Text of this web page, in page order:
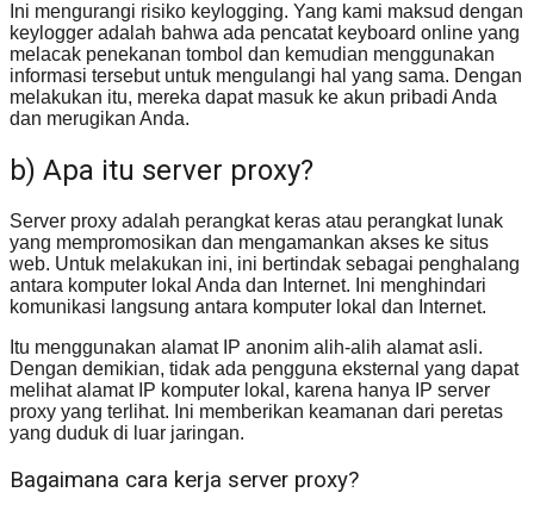
Ini mengurangi risiko keylogging. Yang kami maksud dengan
keylogger adalah bahwa ada pencatat keyboard online yang
melacak penekanan tombol dan kemudian menggunakan
informasi tersebut untuk mengulangi hal yang sama. Dengan
melakukan itu, mereka dapat masuk ke akun pribadi Anda
dan merugikan Anda.
b) Apa itu server proxy?
Server proxy adalah perangkat keras atau perangkat lunak
yang mempromosikan dan mengamankan akses ke situs
web. Untuk melakukan ini, ini bertindak sebagai penghalang
antara komputer lokal Anda dan Internet. Ini menghindari
komunikasi langsung antara komputer lokal dan Internet.
Itu menggunakan alamat IP anonim alih-alih alamat asli.
Dengan demikian, tidak ada pengguna eksternal yang dapat
melihat alamat IP komputer lokal, karena hanya IP server
proxy yang terlihat. Ini memberikan keamanan dari peretas
yang duduk di luar jaringan.
Bagaimana cara kerja server proxy?